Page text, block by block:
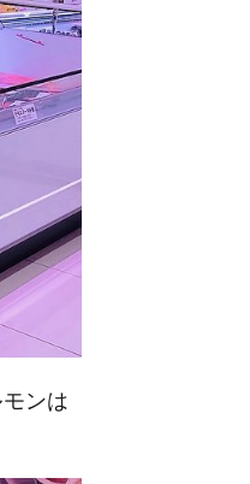
ンは